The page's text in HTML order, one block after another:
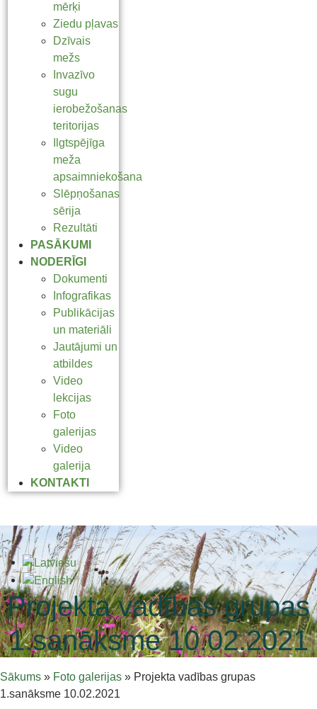
mērķi
Ziedu pļavas
Dzīvais
mežs
Invazīvo
sugu
ierobežošanas
teritorijas
Ilgtspējīga
meža
apsaimniekošana
Slēpņošanas
sērija
Rezultāti
PASĀKUMI
NODERĪGI
Dokumenti
Infografikas
Publikācijas
un materiāli
Jautājumi un
atbildes
Video
lekcijas
Foto
galerijas
Video
galerija
KONTAKTI
Projekta vadības grupas
1.sanāksme 10.02.2021
Sākums » Foto galerijas » Projekta vadības grupas
1.sanāksme 10.02.2021